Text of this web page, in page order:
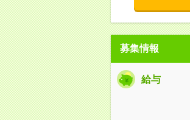
募集情報
給与